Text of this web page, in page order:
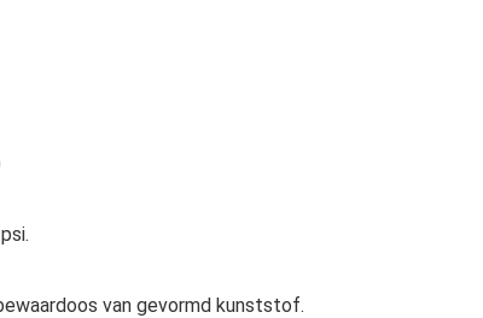
van gevormd kunststof.